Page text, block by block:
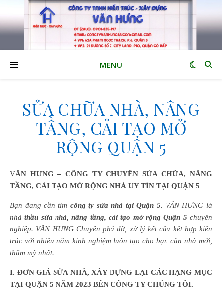
MENU
SỬA CHỮA NHÀ, NÂNG
TẦNG, CẢI TẠO MỞ
RỘNG QUẬN 5
VĂN HƯNG – CÔNG TY CHUYÊN SỬA CHỮA, NÂNG
TẦNG, CẢI TẠO MỞ RỘNG NHÀ UY TÍN TẠI QUẬN 5
Bạn đang cần tìm công ty sửa nhà tại Quận 5. VĂN HƯNG là
nhàthầu sửa nhà, nâng tầng, cải tạo mở rộng Quận 5 chuyên
nghiệp. VĂN HƯNG Chuyên phá dỡ, xử lý kết cấu kết hợp kiến
trúc với nhiều năm kinh nghiệm luôn tạo cho bạn căn nhà mới,
thẩm mỹ nhất.
I. ĐƠN GIÁ SỬA NHÀ, XÂY DỰNG LẠI CÁC HẠNG MỤC
TẠI QUẬN 5 NĂM 2023 BÊN CÔNG TY CHÚNG TÔI.